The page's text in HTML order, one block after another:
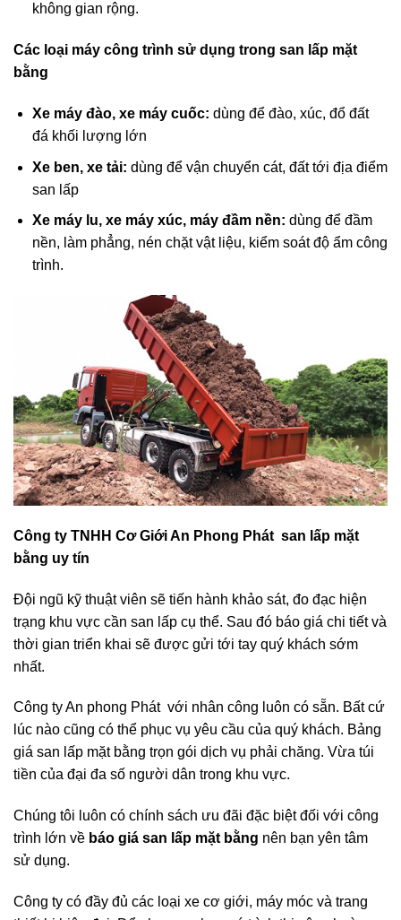
không gian rộng.
Các loại máy công trình sử dụng trong san lấp mặt
bằng
Xe máy đào, xe máy cuốc: dùng để đào, xúc, đổ đất
đá khối lượng lớn
Xe ben, xe tải: dùng để vận chuyển cát, đất tới địa điểm
san lấp
Xe máy lu, xe máy xúc, máy đầm nền: dùng để đầm
nền, làm phẳng, nén chặt vật liệu, kiểm soát độ ẩm công
trình.
Công ty TNHH Cơ Giới An Phong Phát san lấp mặt
bằng uy tín
Đội ngũ kỹ thuật viên sẽ tiến hành khảo sát, đo đạc hiện
trạng khu vực cần san lấp cụ thể. Sau đó báo giá chi tiết và
thời gian triển khai sẽ được gửi tới tay quý khách sớm
nhất.
Công ty An phong Phát với nhân công luôn có sẵn. Bất cứ
lúc nào cũng có thể phục vụ yêu cầu của quý khách. Bảng
giá san lấp mặt bằng trọn gói dịch vụ phải chăng. Vừa túi
tiền của đại đa số người dân trong khu vực.
Chúng tôi luôn có chính sách ưu đãi đặc biệt đối với công
trình lớn về báo giá san lấp mặt bằng nên bạn yên tâm
sử dụng.
Công ty có đầy đủ các loại xe cơ giới, máy móc và trang